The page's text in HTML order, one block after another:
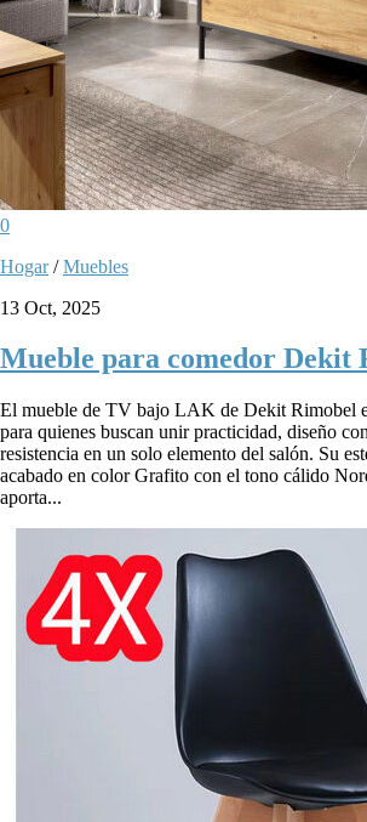
0
Hogar/Muebles
13 Oct, 2025
Mueble para comedor Dekit
El mueble de TV bajo LAK de Dekit Rimobel
para quienes buscan unir practicidad, diseño
resistencia en un solo elemento del salón. Su
acabado en color Grafito con el tono cálido
aporta...